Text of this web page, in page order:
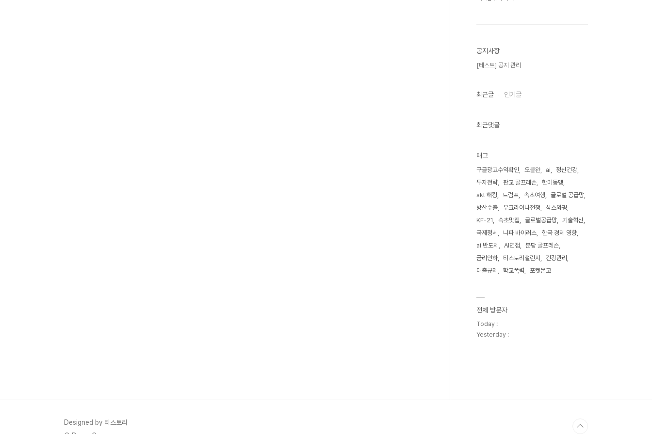
공지사항
[테스트] 공지 관리
최근글 인기글
최근댓글
태그
구글광고수익확인 오블완 ai
정신건강
투자전략
판교 골프레슨
한미동맹
skt 해킹
트럼프 속초여행
글로벌 공급망
방산수출
우크라이나전쟁
심스와핑
KF-21
속초맛집 글로벌공급망
기술혁신
국제정세
니파 바이러스
한국 경제 영향
ai 반도체
AI면접
분당 골프레슨
금리인하
티스토리챌린지
건강관리
대출규제
학교폭력 포켓몬고
전체 방문자
Today :
Yesterday :
Designed by 티스토리